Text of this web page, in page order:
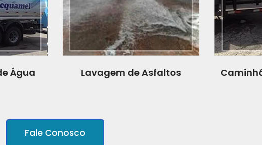
Água
Lavagem de Asfaltos
Fale Conosco